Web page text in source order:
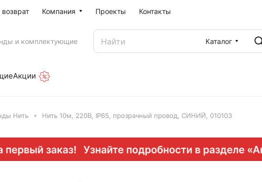
Компания Проекты Контакты
и комплектующие Каталог
Акции
Нить Нить 10м, 220В, IP65, прозрачный провод, СИНИЙ, 010103